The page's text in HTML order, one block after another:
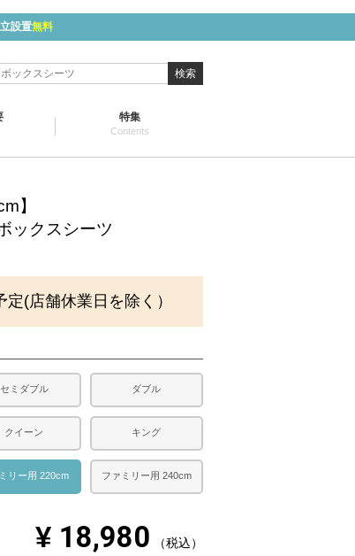
設置無料
検索
特集
Contents
】
ックスシーツ
(店舗休業日を除く）
セミダブル ダブル
クイーン キング
リー用 220cm ファミリー用 240cm
¥ 18,980 税込